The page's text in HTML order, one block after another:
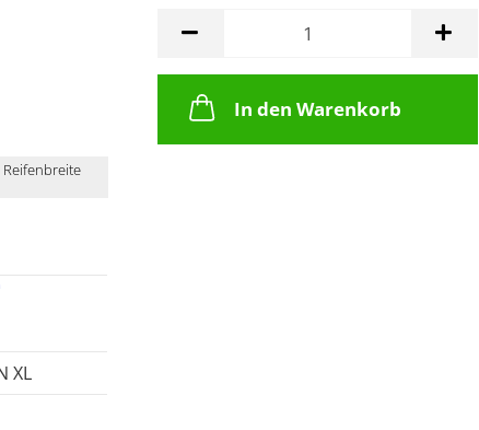
Reifenbreite
XL
In den Warenkorb